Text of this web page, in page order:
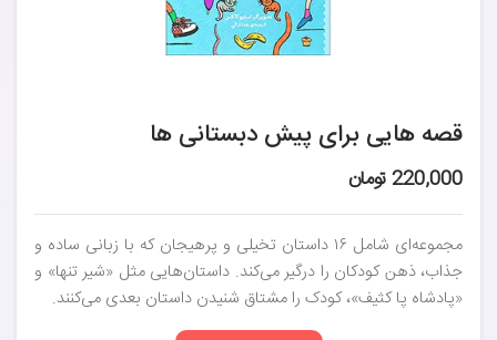
قصه هایی برای پیش دبستانی ها
220,000 تومان
مجموعه‌ای شامل ۱۶ داستان تخیلی و پرهیجان که با زبانی ساده و
جذاب، ذهن کودکان را درگیر می‌کند. داستان‌هایی مثل «شیر تنها» و
«پادشاه پا کثیف»، کودک را مشتاق شنیدن داستان بعدی می‌کنند.